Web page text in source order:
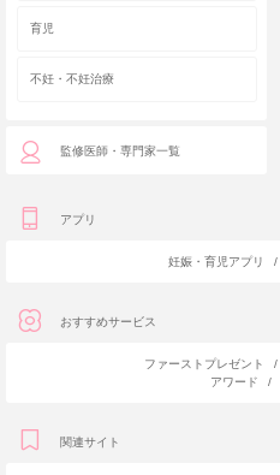
育児
不妊・不妊治療
監修医師・専門家一覧
アプリ
妊娠・育児アプリ /
おすすめサービス
ファーストプレゼント /
アワード
/
関連サイト